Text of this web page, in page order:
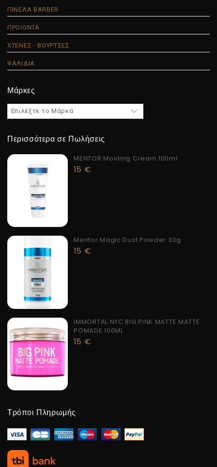
ΠΙΝΕΛΑ BARBER
ΠΡΟΙΟΝΤΑ
ΧΤΕΝΕΣ - ΒΟΥΡΤΣΕΣ
ΨΑΛΙΔΙΑ
Μάρκες
Περισσότερα σε Πωλήσεις
MENTOR Molding Cream 100ml
15 €
Mentor Magic Dust Powder 30g
15 €
IMMORTAL NYC BIG PINK MATTE MATTE
POMADE 100ML
15 €
Τρόποι Πληρωμής